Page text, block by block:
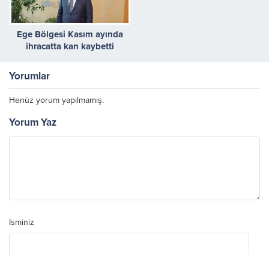
Ege Bölgesi Kasım ayında
ihracatta kan kaybetti
Yorumlar
Henüz yorum yapılmamış.
Yorum Yaz
İsminiz